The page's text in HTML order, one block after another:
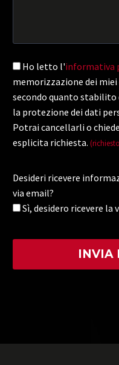
Ho letto l'informativa
memorizzazione dei
secondo quanto
la protezione dei dati
Potrai cancellarli o
esplicita richiesta.
Desideri ricevere
via email?
Sì, desidero ricevere